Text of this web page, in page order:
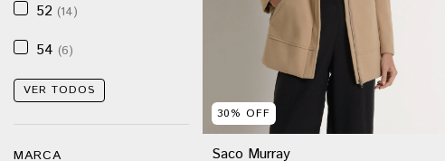
52 (14)
54 (6)
VER TODOS
MARCA
30% OFF
Saco Murray